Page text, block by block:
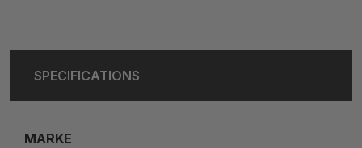
SPECIFICATIONS
MARKE